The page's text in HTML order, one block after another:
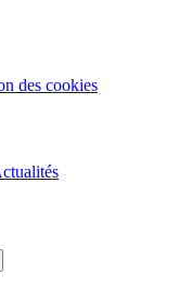
des cookies